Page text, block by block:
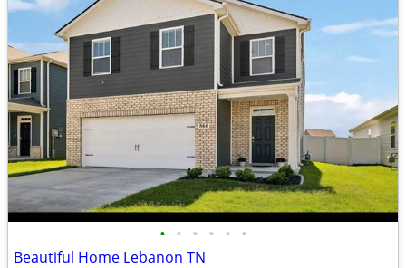
• • • • • •
Beautiful Home Lebanon TN